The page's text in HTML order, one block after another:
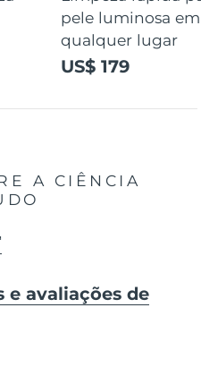
pele luminosa em
qualquer lugar
US$ 179
A CIÊNCIA
e avaliações de